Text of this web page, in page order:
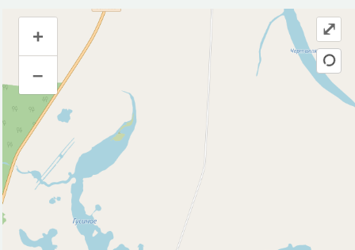
Сайты гостиниц
Инфраструктура
Исторические объекты
Природные объекты
+
–
⤢